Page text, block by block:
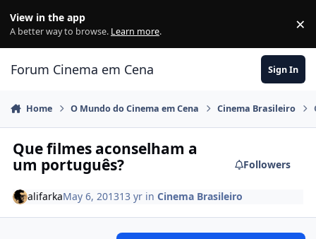
View in the app
A better way to browse. Learn more. ×
Forum Cinema em Cena Sign In
Home O Mundo do Cinema em Cena Cinema Brasileiro
Que filmes aconselham a
um português?
Followers
alifarkaMay 6, 201313 yr inCinema Brasileiro